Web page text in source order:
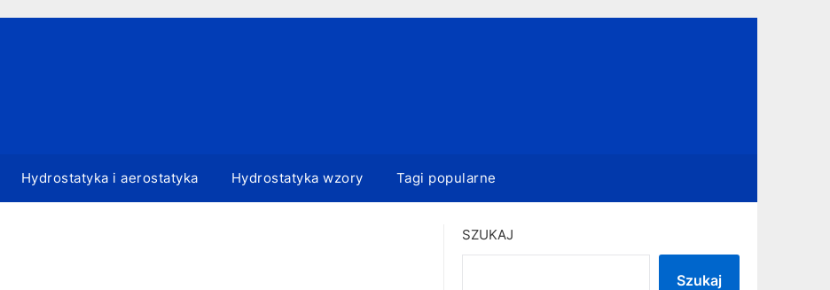
Hydrostatyka i aerostatyka Hydrostatyka wzory Tagi popularne
SZUKAJ
Szukaj